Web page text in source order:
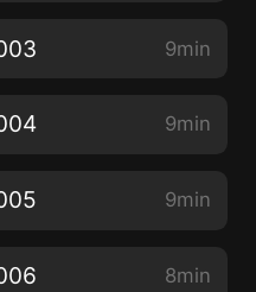
9min
9min
9min
8min